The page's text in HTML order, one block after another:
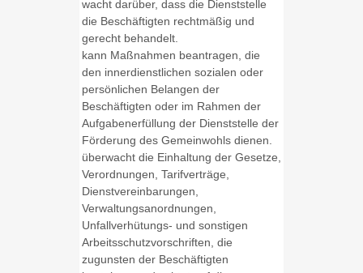
wacht darüber, dass die Dienststelle
die Beschäftigten rechtmäßig und
gerecht behandelt.
kann Maßnahmen beantragen, die
den innerdienstlichen sozialen oder
persönlichen Belangen der
Beschäftigten oder im Rahmen der
Aufgabenerfüllung der Dienststelle der
Förderung des Gemeinwohls dienen.
überwacht die Einhaltung der Gesetze,
Verordnungen, Tarifverträge,
Dienstvereinbarungen,
Verwaltungsanordnungen,
Unfallverhütungs- und sonstigen
Arbeitsschutzvorschriften, die
zugunsten der Beschäftigten